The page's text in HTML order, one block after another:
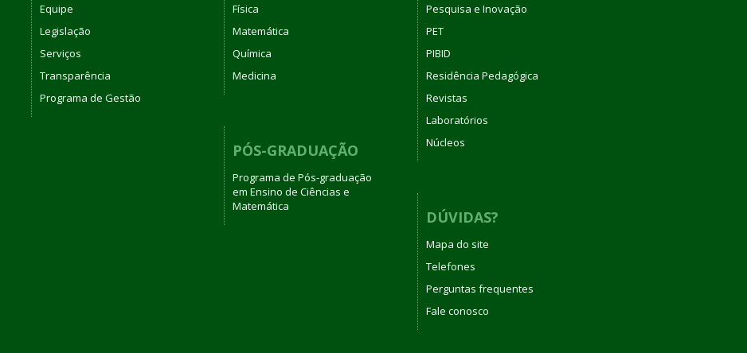
Equipe
Legislação
Serviços
Transparência
Programa de Gestão
Física
Matemática
Química
Medicina
PÓS-GRADUAÇÃO
Programa de Pós-graduação
em Ensino de Ciências e
Matemática
Pesquisa e Inovação
PET
PIBID
Residência Pedagógica
Revistas
Laboratórios
Núcleos
DÚVIDAS?
Mapa do site
Telefones
Perguntas frequentes
Fale conosco